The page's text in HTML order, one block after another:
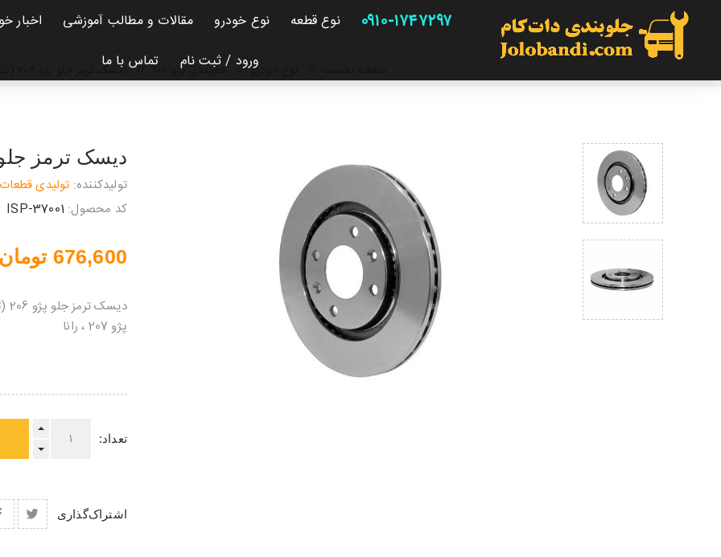
۰۹۱۰-۱۷۴۷۲۹۷ نوع قطعه نوع خودرو مقالات و مطالب آموزشی اخبار
ورود / ثبت نام
تماس با ما نوع خودرو / جلوبندی پژو ۲۰۶ / دیسک ترمز جلو پژو 206 (تیپ 5)
دیسک ترمز جلو پژو 206
تولیدکننده: تولیدی
کد محصول: ISP-37001
676,600 تومان
پژو 207 ، رانا
تعداد:
اشتراک‌گذاری